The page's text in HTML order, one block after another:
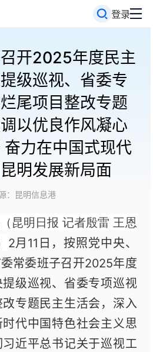
登录
开2025年度民主
级巡视、省委专
尾项目整改专题
以优良作风凝心
力在中国式现代
明发展新局面
：昆明信息港
昆明日报记者殷雷 王恩
2月11日，按照党中央、
常委班子召开2025年度
级巡视、省委专项巡视
专题民主生活会，深入
代中国特色社会主义思
近平总书记关于巡视工